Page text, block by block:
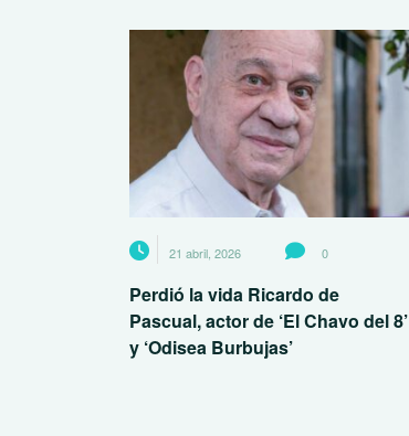
21 abril, 2026 0
Perdió la vida Ricardo de
Pascual, actor de ‘El Chavo del 8’
y ‘Odisea Burbujas’